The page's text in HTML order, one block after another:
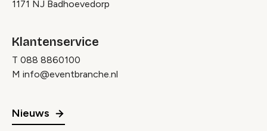
1171 NJ Badhoevedorp
Klantenservice
T 088 8860100
M info@eventbranche.nl
Nieuws